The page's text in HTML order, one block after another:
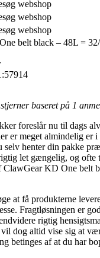
webshop
webshop
webshop
belt black – 48L =
baseret på 1
foreslår nu til dags
er meget almindelig er
selv henter din pakke
let gængelig, og ofte
ClawGear KD One belt
at få produkterne
Fragtløsningen er
rigtig
dog altid vise sig at
betinges af at du har